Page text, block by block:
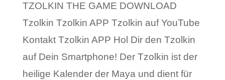
TZOLKIN THE GAME DOWNLOAD
Tzolkin Tzolkin APP Tzolkin auf YouTube
Kontakt Tzolkin APP Hol Dir den Tzolkin
auf Dein Smartphone! Der Tzolkin ist der
heilige Kalender der Maya und dient für